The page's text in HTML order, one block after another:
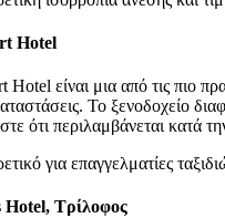
Hotel
είναι μια από τις πιο
Το ξενοδοχείο
ότι περιλαμβάνεται κατά
για επαγγελματίες
Hotel, Τρίλοφος